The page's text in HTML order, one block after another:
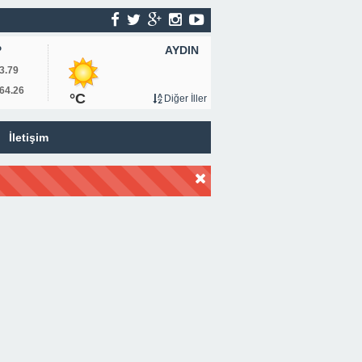
AYDIN
°C Diğer İller
İletişim